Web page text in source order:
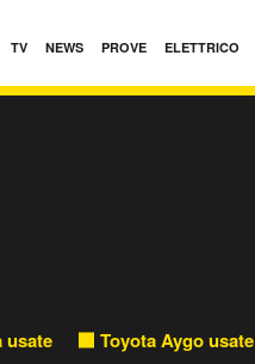
TV NEWS PROVE ELETTRICO
usate Toyota Aygo usate